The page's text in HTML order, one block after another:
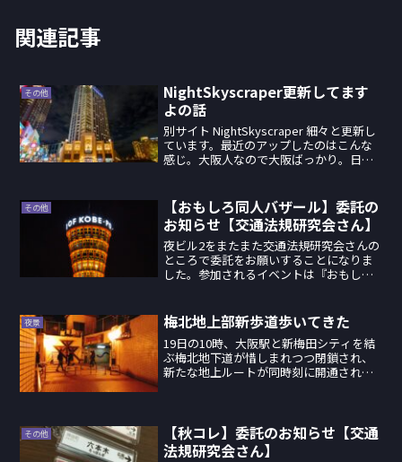
関連記事
その他
NightSkyscraper更新してます
よの話
別サイト NightSkyscraper 細々と更新し
ています。最近のアップしたのはこんな
感じ。大阪人なので大阪ばっかり。日本
ばかりを掲載しています。大阪の高層ビ
ルの...
その他
【おもしろ同人バザール】委託の
お知らせ【交通法規研究会さん】
夜ビル2をまたまた交通法規研究会さんの
ところで委託をお願いすることになりま
した。参加されるイベントは『おもしろ
ル特化の同人誌即売会です。私も個人的
に気になっていた同人誌...
夜景 梅北地上部新歩道歩いてきた
19日の10時、大阪駅と新梅田シティを結
ぶ梅北地下道が惜しまれつつ閉鎖され、
新たな地上ルートが同時刻に開通されま
上ルートはうめきた...
その他
【秋コレ】委託のお知らせ【交通
法規研究会さん】